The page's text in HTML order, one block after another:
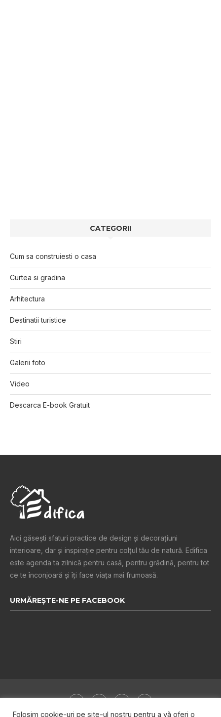
CATEGORII
Cum sa construiesti o casa
Curtea si gradina
Arhitectura
Destinatii turistice
Stiri
Galerii foto
Video
Descarca E-book Gratuit
Aici găsești sfaturi practice de design şi decoraţiuni
interioare, dar și inspiraţie pentru colţul tău de natură. Edifica
este agenda ta zilnică pentru casă, pentru grădină, pentru tot
ce te înconjoară şi îţi face viaţa mai frumoasă.
URMĂREȘTE-NE PE FACEBOOK
Folosim cookie-uri pe site-ul nostru pentru a vă oferi o